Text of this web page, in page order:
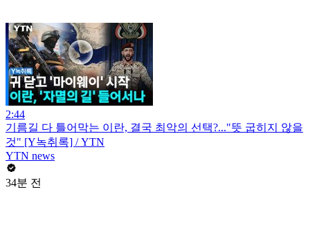
2:44
기름길 다 틀어막는 이란, 결국 최악의 선택?..."뜻 굽히지 않을
것" [Y녹취록] / YTN
YTN news
34분 전